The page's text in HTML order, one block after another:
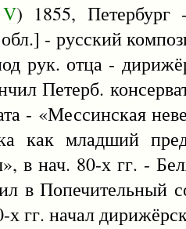
V) 1855,
- русский
рук. отца -
Петерб.
- «Мессинская
как младший
в нач. 80-х гг. -
в Попечительный
гг. начал